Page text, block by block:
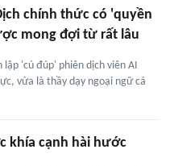
chính thức có 'quyền
mong đợi từ rất lâu
lập 'cú đúp' phiên dịch viên AI
vừa là thầy dạy ngoại ngữ cá
khía cạnh hài hước